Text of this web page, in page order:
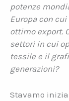
potenze
Europa con
ottimo export.
settori in cui
tessile e il
generazioni?
Stavamo